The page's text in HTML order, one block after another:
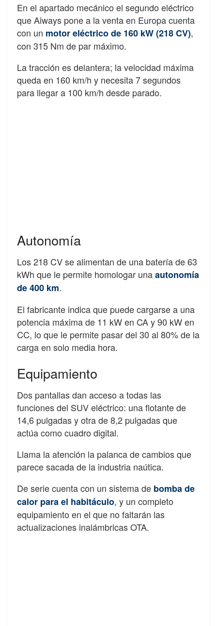
En el apartado mecánico el segundo eléctrico
que Aiways pone a la venta en Europa cuenta
con un motor eléctrico de 160 kW (218 CV),
con 315 Nm de par máximo.
La tracción es delantera; la velocidad máxima
queda en 160 km/h y necesita 7 segundos
para llegar a 100 km/h desde parado.
Autonomía
Los 218 CV se alimentan de una batería de 63
kWh que le permite homologar unaautonomía
de 400 km.
El fabricante indica que puede cargarse a una
potencia máxima de 11 kW en CA y 90 kW en
CC, lo que le permite pasar del 30 al 80% de la
carga en solo media hora.
Equipamiento
Dos pantallas dan acceso a todas las
funciones del SUV eléctrico: una flotante de
14,6 pulgadas y otra de 8,2 pulgadas que
actúa como cuadro digital.
Llama la atención la palanca de cambios que
parece sacada de la industria naútica.
De serie cuenta con un sistema de bomba de
calor para el habitáculo, y un completo
equipamiento en el que no faltarán las
actualizaciones inalámbricas OTA.